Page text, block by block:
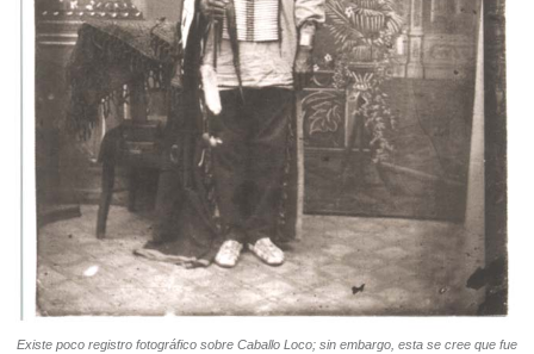
Existe poco registro fotográfico sobre Caballo Loco; sin embargo, esta se cree que fue